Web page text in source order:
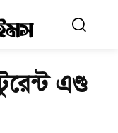
এণ্ড